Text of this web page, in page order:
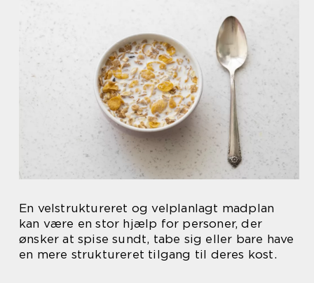
En velstruktureret og velplanlagt madplan
kan være en stor hjælp for personer, der
ønsker at spise sundt, tabe sig eller bare have
en mere struktureret tilgang til deres kost.